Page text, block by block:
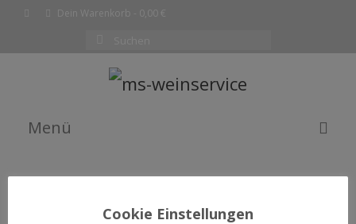
Dein Warenkorb 0,00 €
nach:
Menü
Cookie Einstellungen